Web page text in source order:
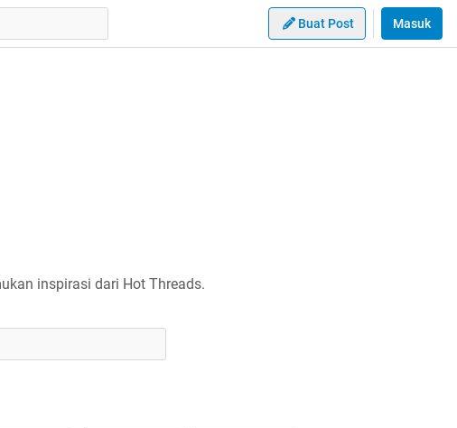
Buat Post Masuk
inspirasi dari Hot Threads.